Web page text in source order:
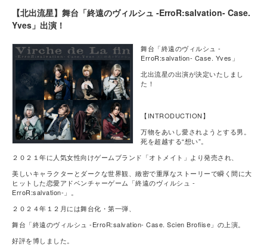
【北出流星】舞台「終遠のヴィルシュ -ErroR:salvation- Case.
Yves」出演！
舞台「終遠のヴィルシュ -
ErroR:salvation- Case. Yves」
北出流星の出演が決定いたしまし
た！
【INTRODUCTION】
万物をあいし愛されようとする男。
死を超越する“想い”。
２０２１年に人気女性向けゲームブランド「オトメイト」より発売され、
美しいキャラクターとダークな世界観、緻密で重厚なストーリーで瞬く間に大
ヒットした恋愛アドベンチャーゲーム「終遠のヴィルシュ -
ErroR:salvation-」。
２０２４年１２月には舞台化・第一弾、
舞台「終遠のヴィルシュ -ErroR:salvation- Case. Scien Brofiise」の上演。
好評を博しました。